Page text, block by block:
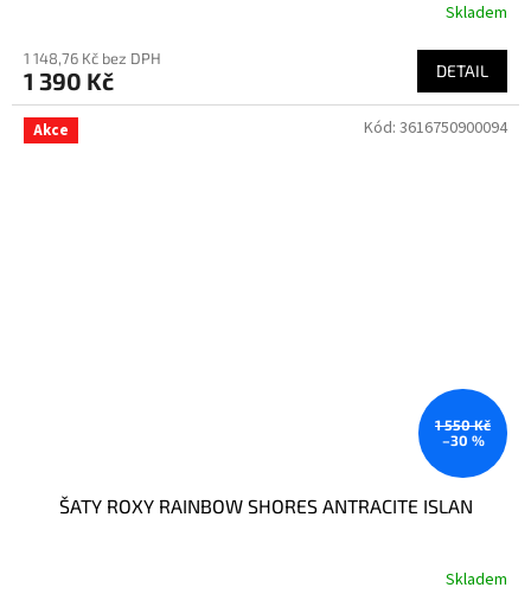
Skladem
1 148,76 Kč bez DPH
1 390 Kč DETAIL
Akce
1 550 Kč
–30 %
ŠATY ROXY RAINBOW SHORES ANTRACITE ISLAN
Skladem
Kód: 3616750900094